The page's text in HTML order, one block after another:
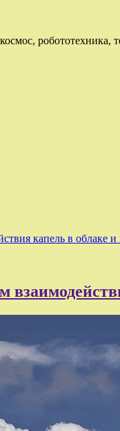
робототехника,
капель в облаке